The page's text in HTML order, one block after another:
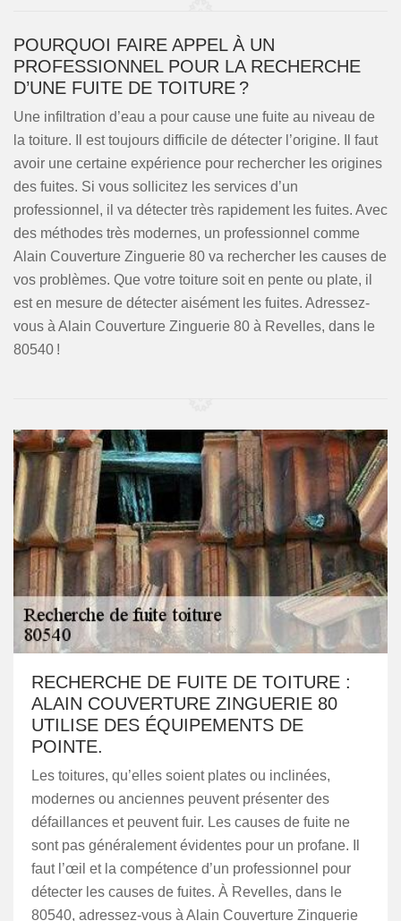
POURQUOI FAIRE APPEL À UN
PROFESSIONNEL POUR LA RECHERCHE
D’UNE FUITE DE TOITURE ?
Une infiltration d’eau a pour cause une fuite au niveau de
la toiture. Il est toujours difficile de détecter l’origine. Il faut
avoir une certaine expérience pour rechercher les origines
des fuites. Si vous sollicitez les services d’un
professionnel, il va détecter très rapidement les fuites. Avec
des méthodes très modernes, un professionnel comme
Alain Couverture Zinguerie 80 va rechercher les causes de
vos problèmes. Que votre toiture soit en pente ou plate, il
est en mesure de détecter aisément les fuites. Adressez-
vous à Alain Couverture Zinguerie 80 à Revelles, dans le
80540 !
RECHERCHE DE FUITE DE TOITURE :
ALAIN COUVERTURE ZINGUERIE 80
UTILISE DES ÉQUIPEMENTS DE
POINTE.
Les toitures, qu’elles soient plates ou inclinées,
modernes ou anciennes peuvent présenter des
défaillances et peuvent fuir. Les causes de fuite ne
sont pas généralement évidentes pour un profane. Il
faut l’œil et la compétence d’un professionnel pour
détecter les causes de fuites. À Revelles, dans le
80540, adressez-vous à Alain Couverture Zinguerie